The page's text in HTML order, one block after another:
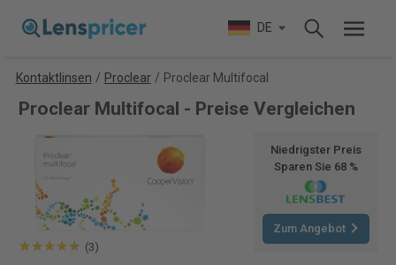
DE
Kontaktlinsen / Proclear / Proclear Multifocal
Proclear Multifocal - Preise Vergleichen
(3)
Niedrigster Preis
Sparen Sie 68 %
Zum Angebot